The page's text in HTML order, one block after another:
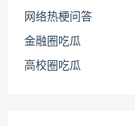
网络热梗问答
金融圈吃瓜
高校圈吃瓜